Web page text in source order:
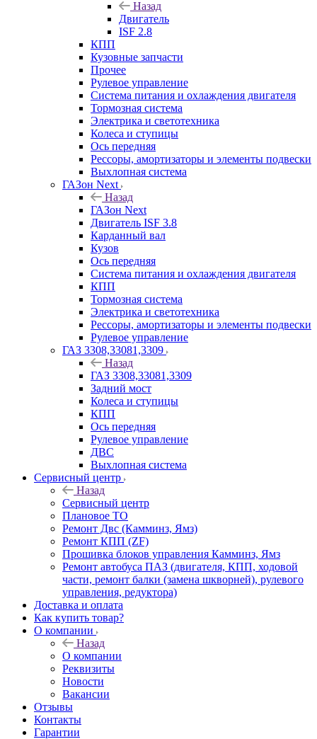
Назад
Двигатель
ISF 2.8
КПП
Кузовные запчасти
Прочее
Рулевое управление
Система питания и охлаждения двигателя
Тормозная система
Электрика и светотехника
Колеса и ступицы
Ось передняя
Рессоры, амортизаторы и элементы подвески
Выхлопная система
ГАЗон Next
Назад
ГАЗон Next
Двигатель ISF 3.8
Карданный вал
Кузов
Ось передняя
Система питания и охлаждения двигателя
КПП
Тормозная система
Электрика и светотехника
Рессоры, амортизаторы и элементы подвески
Рулевое управление
ГАЗ 3308,33081,3309
Назад
ГАЗ 3308,33081,3309
Задний мост
Колеса и ступицы
КПП
Ось передняя
Рулевое управление
ДВС
Выхлопная система
Сервисный центр
Назад
Сервисный центр
Плановое ТО
Ремонт Двс (Камминз, Ямз)
Ремонт КПП (ZF)
Прошивка блоков управления Камминз, Ямз
Ремонт автобуса ПАЗ (двигателя, КПП, ходовой
части, ремонт балки (замена шкворней), рулевого
управления, редуктора)
Доставка и оплата
Как купить товар?
О компании
Назад
О компании
Реквизиты
Новости
Вакансии
Отзывы
Контакты
Гарантии